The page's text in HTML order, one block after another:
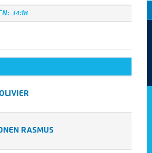
34:18
RASMUS